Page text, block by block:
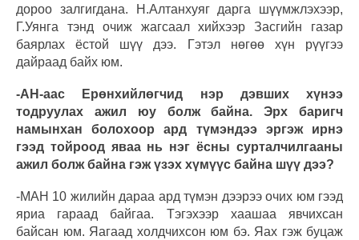
дороо залгигдана. Н.Алтанхуяг дарга шүүмжлэхээр,
Г.Уянга тэнд очиж жагсаал хийхээр Засгийн газар
баярлах ёстой шүү дээ. Гэтэл нөгөө хүн рүүгээ
дайраад байх юм.
-АН-аас Ерөнхийлөгчид нэр дэвших хүнээ
тодруулах ажил юу болж байна. Эрх баригч
намынхан болохоор ард түмэндээ эргэж ирнэ
гээд тойроод яваа нь нэг ёсны сурталчилгааны
ажил болж байна гэж үзэх хүмүүс байна шүү дээ?
-МАН 10 жилийн дараа ард түмэн дээрээ очих юм гээд
яриа гараад байгаа. Тэгэхээр хаашаа явчихсан
байсан юм. Яагаад холдчихсон юм бэ. Яах гэж буцаж